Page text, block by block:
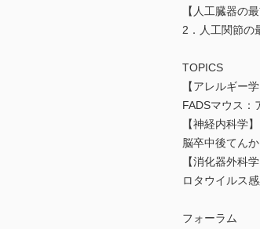
【人工臓器の最
2．人工関節の
TOPICS
【アレルギー学
FADSマウス：
【神経内科学】
脳卒中後てん
【消化器外科学
ロタウイルス
フォーラム